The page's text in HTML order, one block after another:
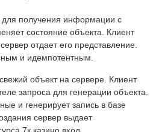
для получения информации с
состояние объекта. Клиент
отдает его представление.
и идемпотентным.
объект на сервере. Клиент
запроса для генерации объекта.
и генерирует запись в базе
сервер выдает
7к казино вход.